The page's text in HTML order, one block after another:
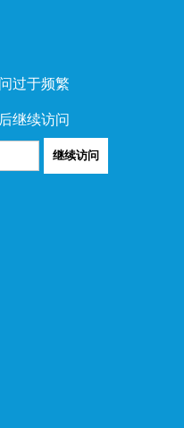
过于频繁
继续访问
继续访问